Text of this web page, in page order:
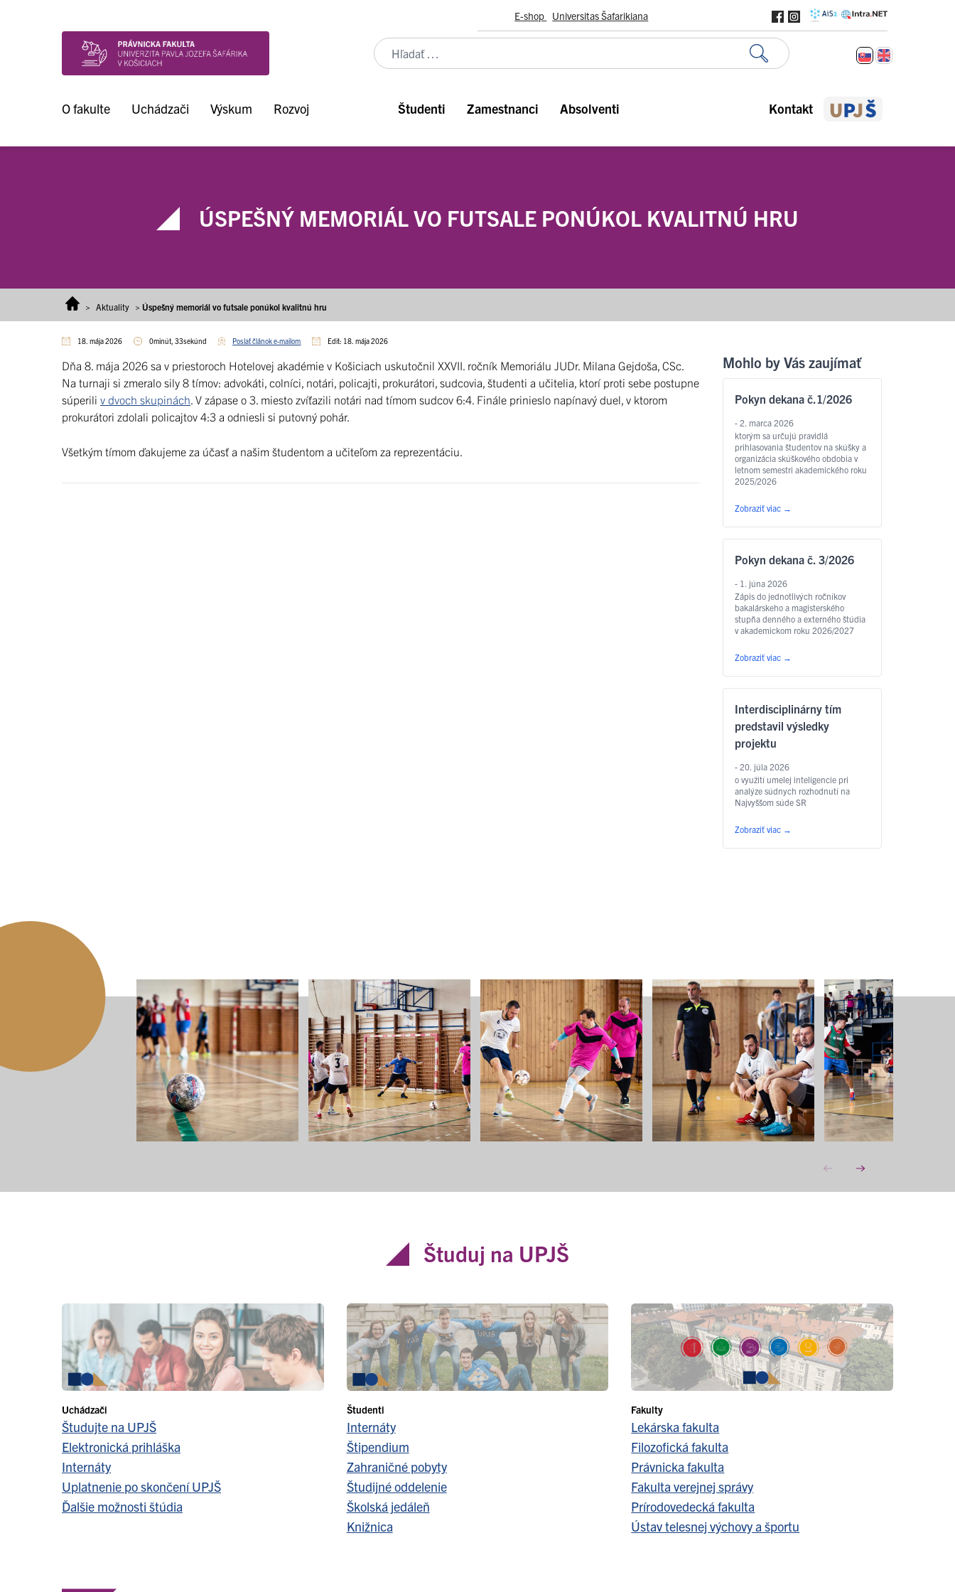
E-shop Universitas Šafarikiana
O fakulte Uchádzači Výskum Rozvoj Študenti Zamestnanci Absolventi Kontakt
ÚSPEŠNÝ MEMORIÁL VO FUTSALE PONÚKOL KVALITNÚ HRU
> Aktuality > Úspešný memoriál vo futsale ponúkol kvalitnú hru
18. mája 2026 0minút, 33sekúnd Poslať článok e-mailom Edit: 18. mája 2026
Dňa 8. mája 2026 sa v priestoroch Hotelovej akadémie v Košiciach uskutočnil XXVII. ročník Memoriálu JUDr. Milana Gejdoša, CSc.
Na turnaji si zmeralo sily 8 tímov: advokáti, colníci, notári, policajti, prokurátori, sudcovia, študenti a učitelia, ktorí proti sebe postupne
súperili v dvoch skupinách. V zápase o 3. miesto zvíťazili notári nad tímom sudcov 6:4. Finále prinieslo napínavý duel, v ktorom
prokurátori zdolali policajtov 4:3 a odniesli si putovný pohár.
Všetkým tímom ďakujeme za účasť a našim študentom a učiteľom za reprezentáciu.
Mohlo by Vás zaujímať
Pokyn dekana č.1/2026
- 2. marca 2026
ktorým sa určujú pravidlá
prihlasovania študentov na skúšky a
organizácia skúškového obdobia v
letnom semestri akademického roku
2025/2026
Zobraziť viac →
Pokyn dekana č. 3/2026
- 1. júna 2026
Zápis do jednotlivých ročníkov
bakalárskeho a magisterského
stupňa denného a externého štúdia
v akademickom roku 2026/2027
Zobraziť viac →
Interdisciplinárny tím
predstavil výsledky
projektu
- 20. júla 2026
o využití umelej inteligencie pri
analýze súdnych rozhodnutí na
Najvyššom súde SR
Zobraziť viac →
Študuj na UPJŠ
Uchádzači
Študujte na UPJŠ
Elektronická prihláška
Internáty
Uplatnenie po skončení UPJŠ
Ďalšie možnosti štúdia
Študenti
Internáty
Štipendium
Zahraničné pobyty
Študijné oddelenie
Školská jedáleň
Knižnica
Fakulty
Lekárska fakulta
Filozofická fakulta
Právnicka fakulta
Fakulta verejnej správy
Prírodovedecká fakulta
Ústav telesnej výchovy a športu